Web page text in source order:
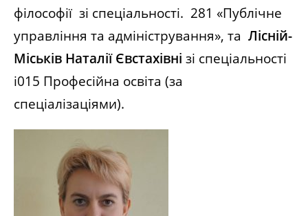
філософії зі спеціальності. 281 «Публічне
управління та адміністрування», та Лісній-
Міськів Наталії Євстахівні зі спеціальності
і015 Професійна освіта (за
спеціалізаціями).